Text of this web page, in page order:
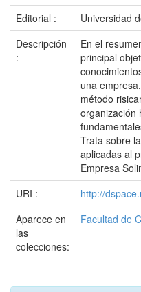
Editorial :
Universidad
Descripción
:
En el
principal
una
método
organización
Trata sobre
aplicadas al
Empresa
URI :
http://
Aparece en
las
colecciones:
Facultad de